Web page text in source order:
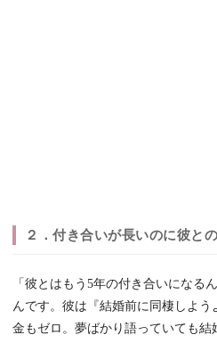
２．付き合いが長いのに彼と
「彼とはもう5年の付き合いになる
んです。彼は『結婚前に同棲しよ
金もゼロ。夢ばかり語っていても